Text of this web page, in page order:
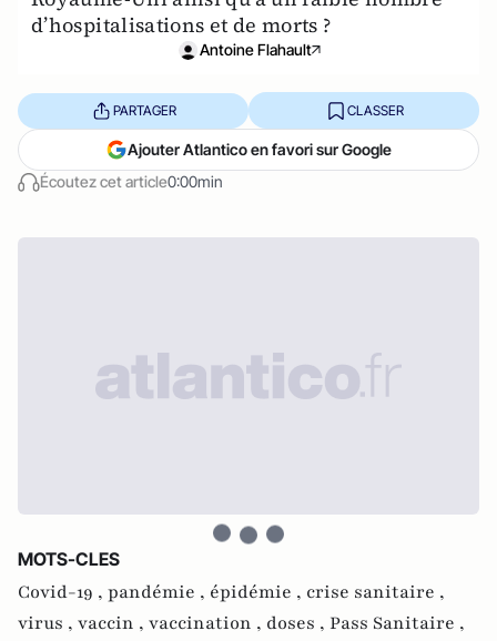
d’hospitalisations et de morts ?
Antoine Flahault
Écoutez cet article0:00min
PARTAGER CLASSER
Ajouter Atlantico en favori sur Google
MOTS-CLES
Covid-19 , pandémie , épidémie , crise sanitaire ,
virus , vaccin , vaccination , doses , Pass Sanitaire ,